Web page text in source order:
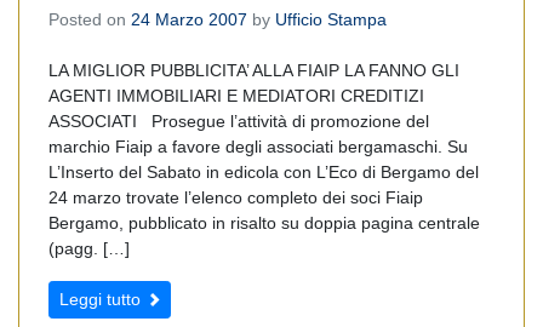
Posted on 24 Marzo 2007 by Ufficio Stampa
LA MIGLIOR PUBBLICITA’ ALLA FIAIP LA FANNO GLI
AGENTI IMMOBILIARI E MEDIATORI CREDITIZI
ASSOCIATI Prosegue l’attività di promozione del
marchio Fiaip a favore degli associati bergamaschi. Su
L’Inserto del Sabato in edicola con L’Eco di Bergamo del
24 marzo trovate l’elenco completo dei soci Fiaip
Bergamo, pubblicato in risalto su doppia pagina centrale
(pagg. […]
Leggi tutto